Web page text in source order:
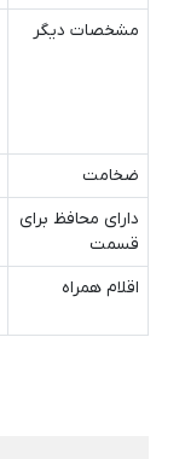
مشخصات دیگر
ضخامت
دارای محافظ برای
قسمت
اقلام همراه